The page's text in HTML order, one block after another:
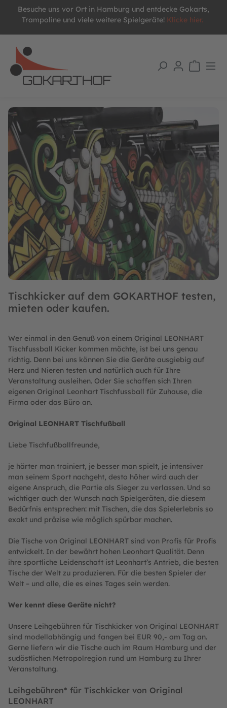
springen
Besuche uns vor Ort in Hamburg und entdecke Gokarts,
Trampoline und viele weitere Spielgeräte! Klicke hier.
Tischkicker auf dem GOKARTHOF testen,
mieten oder kaufen.
Wer einmal in den Genuß von einem Original LEONHART
Tischfussball Kicker kommen möchte, ist bei uns genau
richtig. Denn bei uns können Sie die Geräte ausgiebig auf
Herz und Nieren testen und natürlich auch für Ihre
Veranstaltung ausleihen. Oder Sie schaffen sich Ihren
eigenen Original Leonhart Tischfussball für Zuhause, die
Firma oder das Büro an.
Original LEONHART Tischfußball
Liebe Tischfußballfreunde,
je härter man trainiert, je besser man spielt, je intensiver
man seinem Sport nachgeht, desto höher wird auch der
eigene Anspruch, die Partie als Sieger zu verlassen. Und so
wichtiger auch der Wunsch nach Spielgeräten, die diesem
Bedürfnis entsprechen: mit Tischen, die das Spielerlebnis so
exakt und präzise wie möglich spürbar machen.
Die Tische von Original LEONHART sind von Profis für Profis
entwickelt. In der bewährt hohen Leonhart Qualität. Denn
ihre sportliche Leidenschaft ist Leonhart’s Antrieb, die besten
Tische der Welt zu produzieren. Für die besten Spieler der
Welt – und alle, die es eines Tages sein werden.
Wer kennt diese Geräte nicht?
Unsere Leihgebühren für Tischkicker von Original LEONHART
sind modellabhängig und fangen bei EUR 90,- am Tag an.
Gerne liefern wir die Tische auch im Raum Hamburg und der
sudöstlichen Metropolregion rund um Hamburg zu Ihrer
Veranstaltung.
Leihgebühren* für Tischkicker von Original
LEONHART